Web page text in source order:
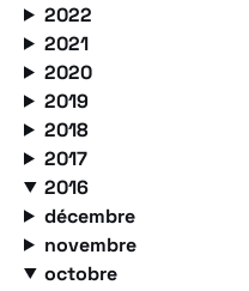
2022
2021
2020
2019
2018
2017
2016
décembre
novembre
octobre